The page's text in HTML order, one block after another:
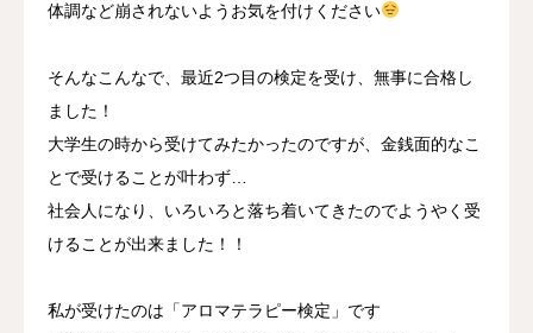
体調など崩されないようお気を付けください
そんなこんなで、最近2つ目の検定を受け、無事に合格し
ました！
大学生の時から受けてみたかったのですが、金銭面的なこ
とで受けることが叶わず…
社会人になり、いろいろと落ち着いてきたのでようやく受
けることが出来ました！！
私が受けたのは「アロマテラピー検定」です